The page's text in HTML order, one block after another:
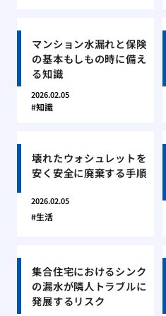
マンション水漏れと保険
の基本もしもの時に備え
る知識
2026.02.05
知識
壊れたウォシュレットを
安く安全に廃棄する手順
2026.02.05
生活
集合住宅におけるシンク
の漏水が隣人トラブルに
発展するリスク